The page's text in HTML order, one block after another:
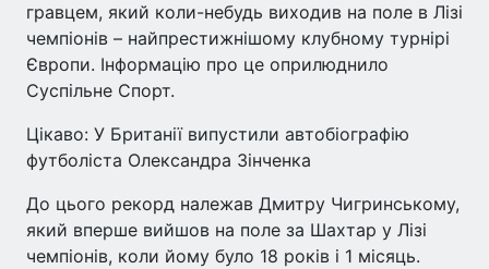
гравцем, який коли-небудь виходив на поле в Лізі
чемпіонів – найпрестижнішому клубному турнірі
Європи. Інформацію про це оприлюднило
Суспільне Спорт.
Цікаво: У Британії випустили автобіографію
футболіста Олександра Зінченка
До цього рекорд належав Дмитру Чигринському,
який вперше вийшов на поле за Шахтар у Лізі
чемпіонів, коли йому було 18 років і 1 місяць.